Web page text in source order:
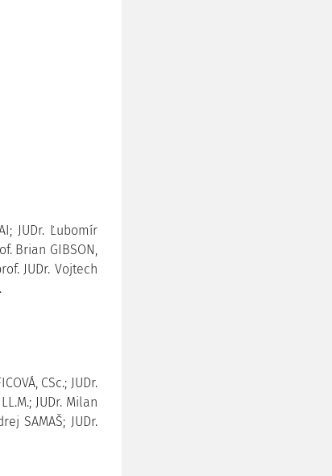
JUDr. Ľubomír
Brian GIBSON,
JUDr. Vojtech
CSc.; JUDr.
JUDr. Milan
SAMAŠ; JUDr.